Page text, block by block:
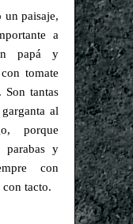
un paisaje,
a
papá y
tomate
Son tantas
al
porque
parabas y
con
tacto.